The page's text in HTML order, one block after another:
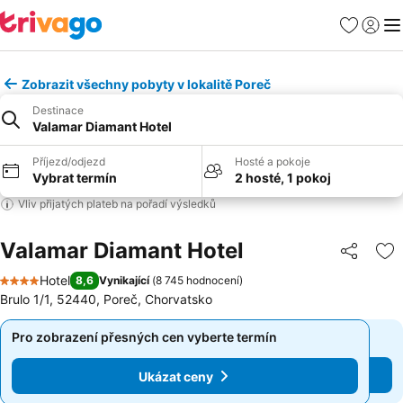
Oblíbené
Zobrazit všechny pobyty v lokalitě Poreč
Destinace
Valamar Diamant Hotel
Příjezd/odjezd
Vybrat termín
Hosté a pokoje
2 hosté, 1 pokoj
Vliv přijatých plateb na pořadí výsledků
Valamar Diamant Hotel Sdílet
4 Počet hvězdiček
Hotel 8,6 Vynikající (8 745 hodnocení)
Brulo 1/1, 52440, Poreč, Chorvatsko
Pro zobrazení přesných cen vyberte termín
Ukázat ceny
Pro zobrazení přesných cen vyberte termín
Ukázat ceny